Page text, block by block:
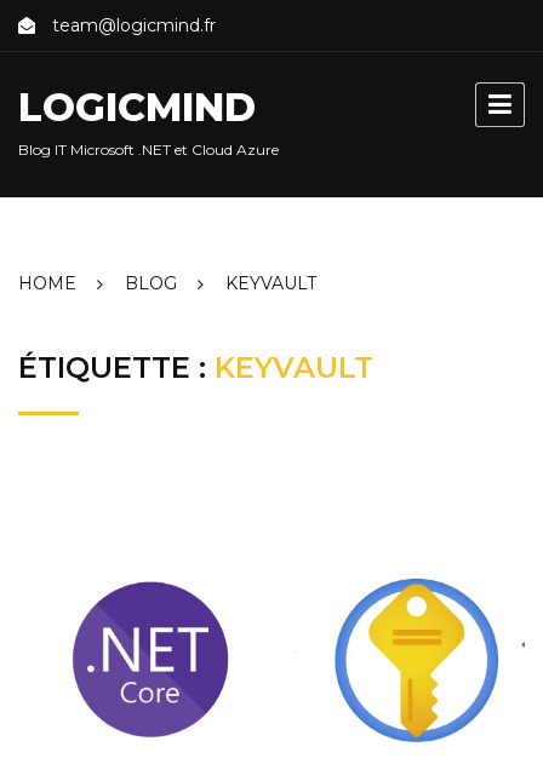
Skip
team@logicmind.fr
LOGICMIND
Blog IT Microsoft .NET et Cloud Azure
HOME BLOG KEYVAULT
ÉTIQUETTE : KEYVAULT